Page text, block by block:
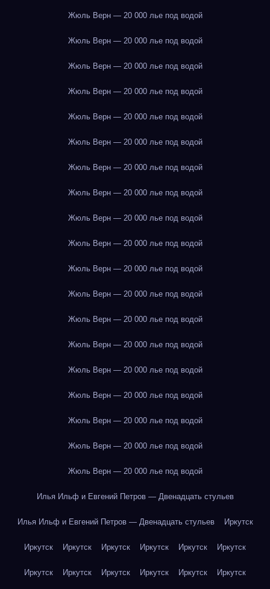
Жюль Верн — 20 000 лье под водой
Жюль Верн — 20 000 лье под водой
Жюль Верн — 20 000 лье под водой
Жюль Верн — 20 000 лье под водой
Жюль Верн — 20 000 лье под водой
Жюль Верн — 20 000 лье под водой
Жюль Верн — 20 000 лье под водой
Жюль Верн — 20 000 лье под водой
Жюль Верн — 20 000 лье под водой
Жюль Верн — 20 000 лье под водой
Жюль Верн — 20 000 лье под водой
Жюль Верн — 20 000 лье под водой
Жюль Верн — 20 000 лье под водой
Жюль Верн — 20 000 лье под водой
Жюль Верн — 20 000 лье под водой
Жюль Верн — 20 000 лье под водой
Жюль Верн — 20 000 лье под водой
Жюль Верн — 20 000 лье под водой
Жюль Верн — 20 000 лье под водой
Илья Ильф и Евгений Петров — Двенадцать стульев
Илья Ильф и Евгений Петров — Двенадцать стульев Иркутск
Иркутск Иркутск Иркутск Иркутск Иркутск Иркутск
Иркутск Иркутск Иркутск Иркутск Иркутск Иркутск